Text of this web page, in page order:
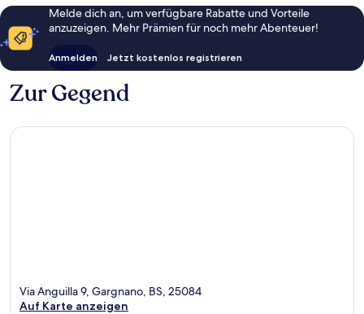
Melde dich an, um verfügbare Rabatte und Vorteile
anzuzeigen. Mehr Prämien für noch mehr Abenteuer!
Anmelden Jetzt kostenlos registrieren
Zur Gegend
Via Anguilla 9, Gargnano, BS, 25084
Auf Karte anzeigen